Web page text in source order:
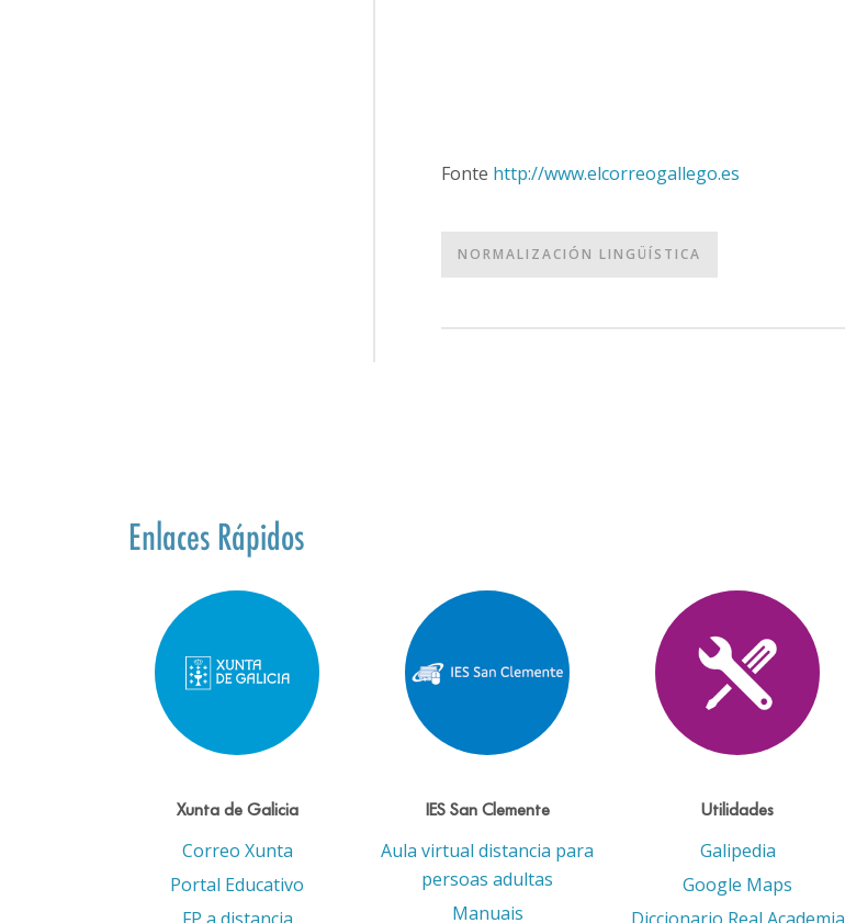
Fonte http://www.elcorreogallego.es
NORMALIZACIÓN LINGÜÍSTICA
Enlaces Rápidos
Xunta de Galicia
Correo Xunta
Portal Educativo
IES San Clemente
Aula virtual distancia para
persoas adultas
Manuais
Utilidades
Galipedia
Google Maps